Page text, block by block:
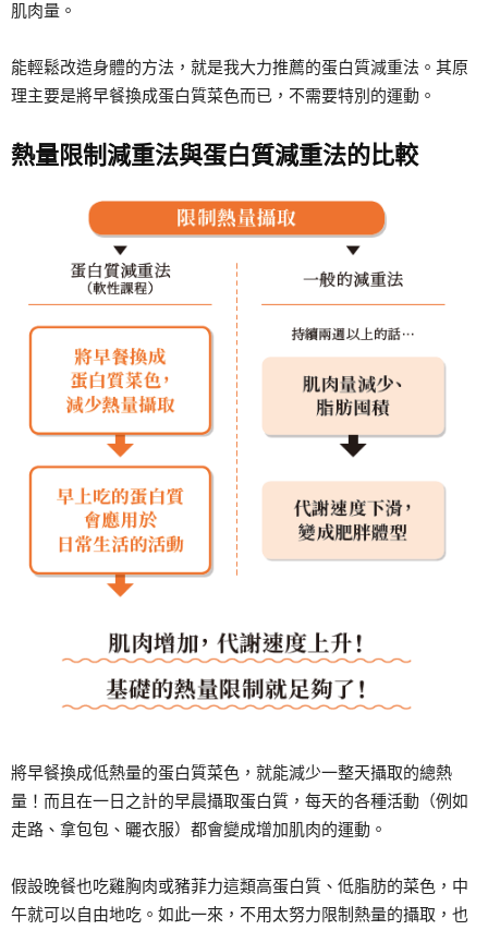
肌肉量。
能輕鬆改造身體的方法，就是我大力推薦的蛋白質減重法。其原
理主要是將早餐換成蛋白質菜色而已，不需要特別的運動。
熱量限制減重法與蛋白質減重法的比較
將早餐換成低熱量的蛋白質菜色，就能減少一整天攝取的總熱
量！而且在一日之計的早晨攝取蛋白質，每天的各種活動（例如
走路、拿包包、曬衣服）都會變成增加肌肉的運動。
假設晚餐也吃雞胸肉或豬菲力這類高蛋白質、低脂肪的菜色，中
午就可以自由地吃。如此一來，不用太努力限制熱量的攝取，也